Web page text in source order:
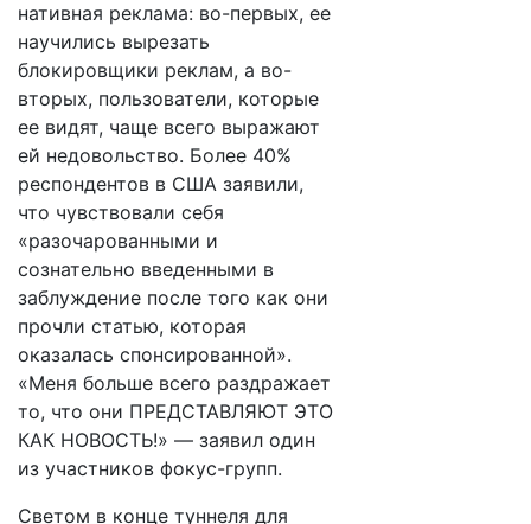
нативная реклама: во-первых, ее
научились вырезать
блокировщики реклам, а во-
вторых, пользователи, которые
ее видят, чаще всего выражают
ей недовольство. Более 40%
респондентов в США заявили,
что чувствовали себя
«разочарованными и
сознательно введенными в
заблуждение после того как они
прочли статью, которая
оказалась спонсированной».
«Меня больше всего раздражает
то, что они ПРЕДСТАВЛЯЮТ ЭТО
КАК НОВОСТЬ!» — заявил один
из участников фокус-групп.
Светом в конце туннеля для